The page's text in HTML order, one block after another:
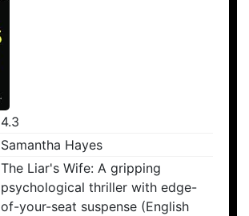
4.3
Samantha Hayes
The Liar's Wife: A gripping
psychological thriller with edge-
of-your-seat suspense (English